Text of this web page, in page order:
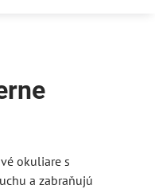
okuliare s
a zabraňujú